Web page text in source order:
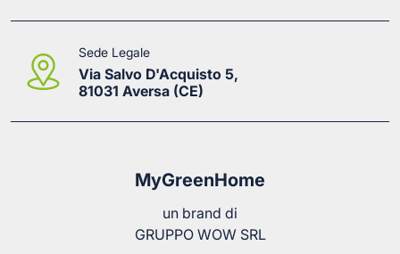
Sede Legale
Via Salvo D'Acquisto 5,
81031 Aversa (CE)
MyGreenHome
un brand di
GRUPPO WOW SRL